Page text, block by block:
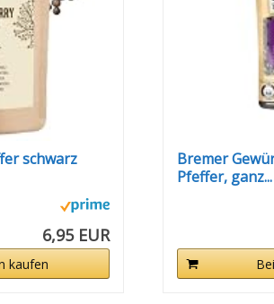
schwarz
6,95 EUR
kaufen
Bremer
Pfeffer, ganz...